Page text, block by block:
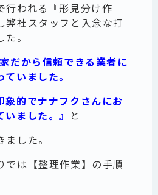
行われる『形見分け作
弊社スタッフと入念な打
。
だから信頼できる業者に
いました。
象的でナナフクさんにお
ました。』
と
した。
では【整理作業】の手順